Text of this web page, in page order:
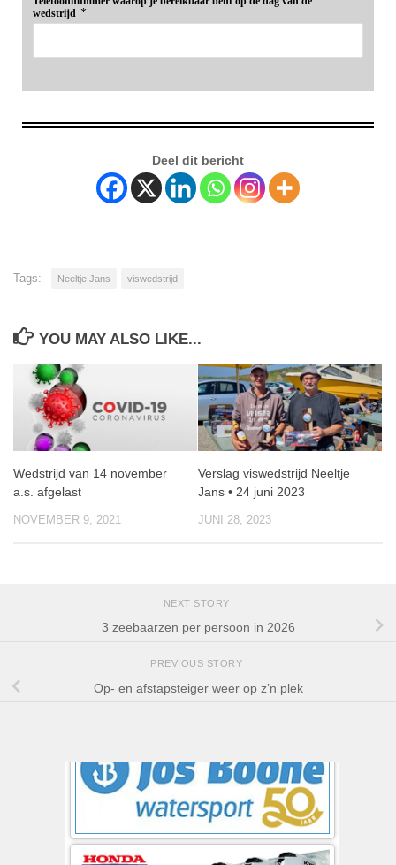
wedstrijd *
Deel dit bericht
Tags: Neeltje Jans viswedstrijd
YOU MAY ALSO LIKE...
Wedstrijd van 14 november
a.s. afgelast
NOVEMBER 9, 2021
Verslag viswedstrijd Neeltje
Jans • 24 juni 2023
JUNI 28, 2023
NEXT STORY
3 zeebaarzen per persoon in 2026
PREVIOUS STORY
Op- en afstapsteiger weer op z’n plek